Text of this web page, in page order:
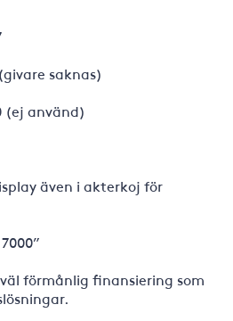
saknas)
(ej använd)
även i akterkoj för
förmånlig finansiering som